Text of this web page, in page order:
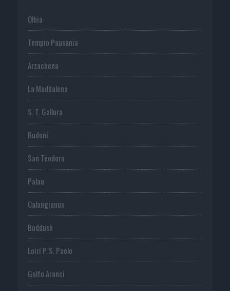
Olbia
Tempio Pausania
Arzachena
La Maddalena
S. T. Gallura
Budoni
San Teodoro
Palau
Calangianus
Buddusò
Loiri P. S. Paolo
Golfo Aranci